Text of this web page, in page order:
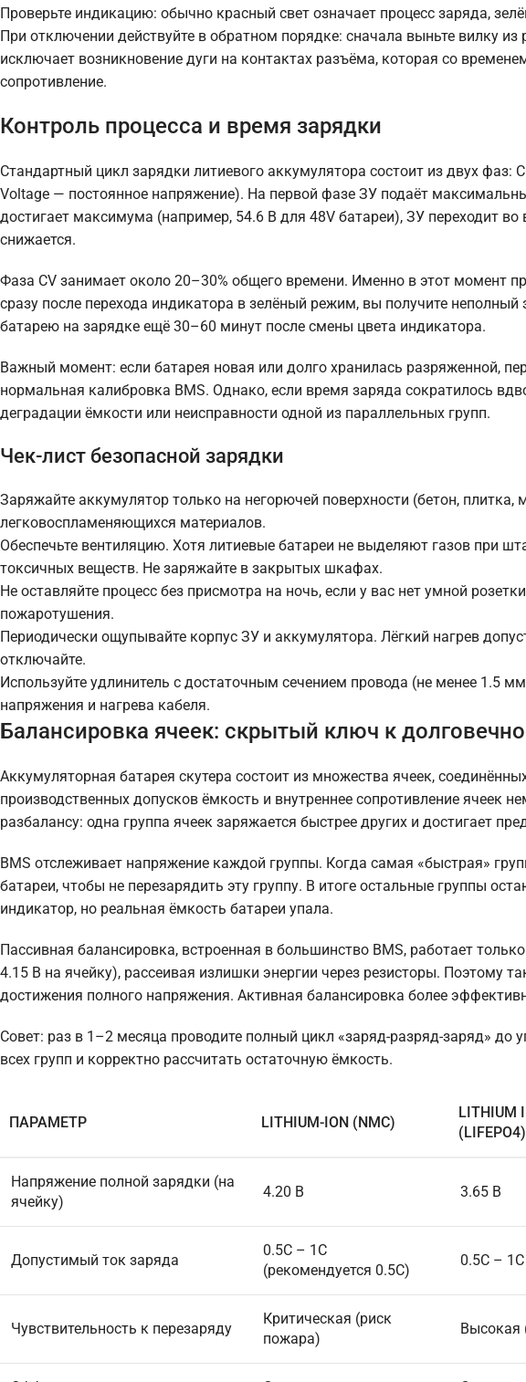
Проверьте индикацию: обычно красный свет означает процесс заряда,
При отключении действуйте в обратном порядке: сначала выньте вилку из
исключает возникновение дуги на контактах разъёма, которая со
сопротивление.
Контроль процесса и время зарядки
Стандартный цикл зарядки литиевого аккумулятора состоит из двух фаз:
Voltage — постоянное напряжение). На первой фазе ЗУ подаёт
достигает максимума (например, 54.6 В для 48V батареи), ЗУ переходит
снижается.
Фаза CV занимает около 20–30% общего времени. Именно в этот момент
сразу после перехода индикатора в зелёный режим, вы получите
батарею на зарядке ещё 30–60 минут после смены цвета индикатора.
Важный момент: если батарея новая или долго хранилась разряженной,
нормальная калибровка BMS. Однако, если время заряда сократилось
деградации ёмкости или неисправности одной из параллельных групп.
Чек-лист безопасной зарядки
Заряжайте аккумулятор только на негорючей поверхности (бетон, плитка,
легковоспламеняющихся материалов.
Обеспечьте вентиляцию. Хотя литиевые батареи не выделяют газов при
токсичных веществ. Не заряжайте в закрытых шкафах.
Не оставляйте процесс без присмотра на ночь, если у вас нет умной
пожаротушения.
Периодически ощупывайте корпус ЗУ и аккумулятора. Лёгкий нагрев
отключайте.
Используйте удлинитель с достаточным сечением провода (не менее 1.5
напряжения и нагрева кабеля.
Балансировка ячеек: скрытый ключ к
Аккумуляторная батарея скутера состоит из множества ячеек,
производственных допусков ёмкость и внутреннее сопротивление ячеек
разбалансу: одна группа ячеек заряжается быстрее других и достигает
BMS отслеживает напряжение каждой группы. Когда самая «быстрая»
батареи, чтобы не перезарядить эту группу. В итоге остальные группы
индикатор, но реальная ёмкость батареи упала.
Пассивная балансировка, встроенная в большинство BMS, работает
4.15 В на ячейку), рассеивая излишки энергии через резисторы. Поэтому
достижения полного напряжения. Активная балансировка более
Совет: раз в 1–2 месяца проводите полный цикл «заряд-разряд-заряд» до
всех групп и корректно рассчитать остаточную ёмкость.
ПАРАМЕТР LITHIUM-ION (NMC)
LITHIUM
(LIFEPO4)
Напряжение полной зарядки (на
ячейку)
4.20 В 3.65 В
Допустимый ток заряда
0.5C – 1C
(рекомендуется 0.5C)
0.5C – 1C
Чувствительность к перезаряду
Критическая (риск
пожара)
Высокая